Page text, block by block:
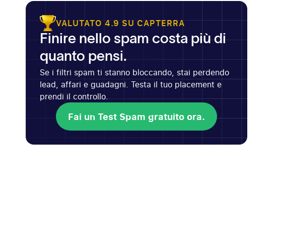
VALUTATO 4.9 SU CAPTERRA
Finire nello spam costa più di
quanto pensi.
Se i filtri spam ti stanno bloccando, stai perdendo
lead, affari e guadagni. Testa il tuo placement e
prendi il controllo.
Fai un Test Spam gratuito ora.
Fai un Test Spam gratuito ora.